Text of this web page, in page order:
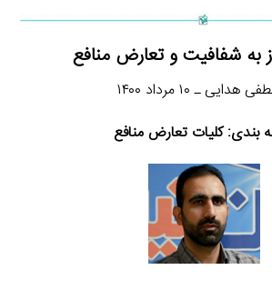
به شفافیت و تعارض منافع
ـ ۱۰ مرداد ۱۴۰۰
بندی: کلیات تعارض منافع